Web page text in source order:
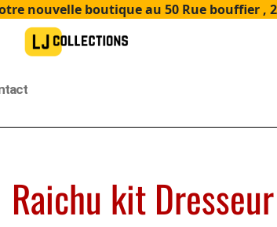
nouvelle boutique au 50 Rue bouffier ,
Raichu kit